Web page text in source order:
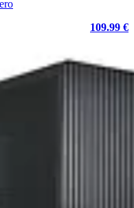
109.99 €